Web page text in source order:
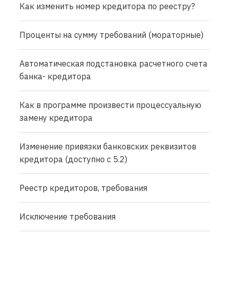
Как изменить номер кредитора по реестру?
Проценты на сумму требований (мораторные)
Автоматическая подстановка расчетного счета
банка- кредитора
Как в программе произвести процессуальную
замену кредитора
Изменение привязки банковских реквизитов
кредитора (доступно с 5.2)
Реестр кредиторов, требования
Исключение требования